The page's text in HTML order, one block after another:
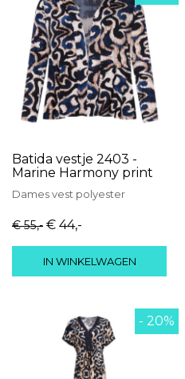
Batida vestje 2403 -
Marine Harmony print
Damesvest polyester
€ 55,- € 44,-
IN WINKELWAGEN
- 20%